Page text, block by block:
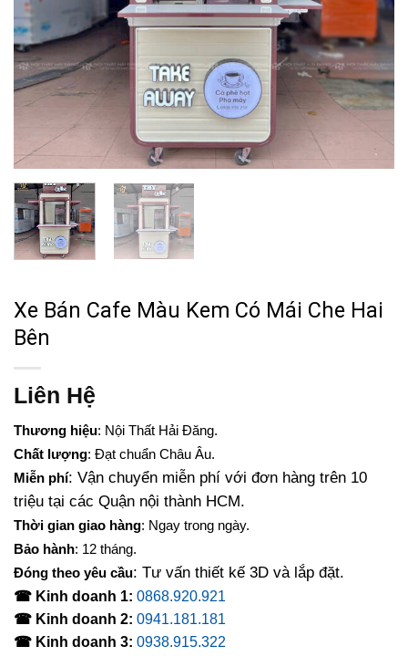
Xe Bán Cafe Màu Kem Có Mái Che Hai
Bên
Liên Hệ
Thương hiệu: Nội Thất Hải Đăng.
Chất lượng: Đạt chuẩn Châu Âu.
Miễn phí: Vận chuyển miễn phí với đơn hàng trên 10
triệu tại các Quận nội thành HCM.
Thời gian giao hàng: Ngay trong ngày.
Bảo hành: 12 tháng.
Đóng theo yêu cầu: Tư vấn thiết kế 3D và lắp đặt.
☎ Kinh doanh 1: 0868.920.921
☎ Kinh doanh 2: 0941.181.181
☎ Kinh doanh 3: 0938.915.322